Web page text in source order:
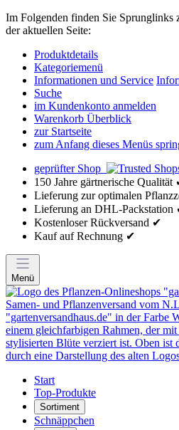
Im Folgenden finden Sie Sprunglinks
der aktuellen Seite:
Produktdetails
Kategoriemenü
Informationen und Service
Suche
im Kundenkonto anmelden
Warenkorb Überblick
zur Startseite
zum Anfang dieses Menüs
geprüfter Shop
150 Jahre gärtnerische Qualität
Lieferung zur optimalen
Lieferung an DHL-Packstation
Kostenloser Rückversand ✔
Kauf auf Rechnung ✔
Menü
Start
Top-Produkte
Sortiment
Schnäppchen